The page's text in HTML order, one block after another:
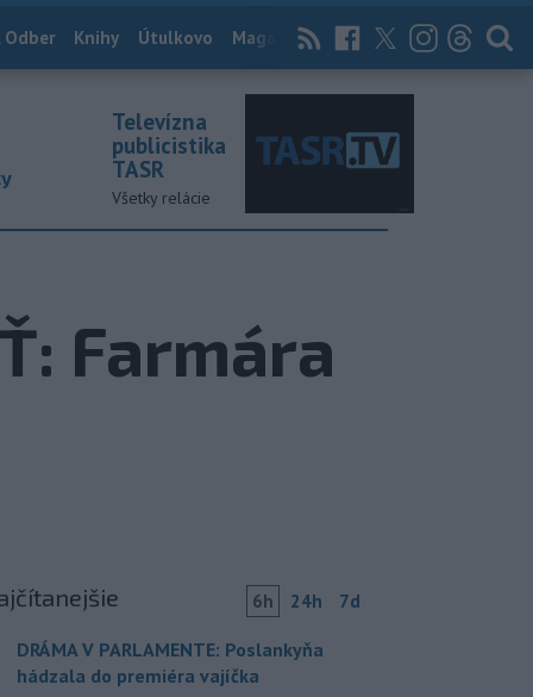
Odber Knihy Útulkovo Magazín News Now Archív
Televízna
publicistika
TASR
Všetky relácie
Farmára
6h 24h 7d
DRÁMA V PARLAMENTE: Poslankyňa
hádzala do premiéra vajíčka